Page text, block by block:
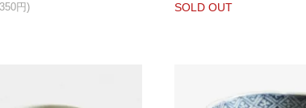
円)
SOLD OUT